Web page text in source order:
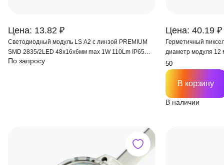
Цена: 13.82 ₽
Светодиодный модуль LS А2 с линзой PREMIUM
SMD 2835/2LED 48х16х6мм max 1W 110Lm IP65
160 °
По запросу
Цена: 40.19 ₽
Герметичный
диаметр модуля 12 мм,
чипом 2811
В наличии
В корзину